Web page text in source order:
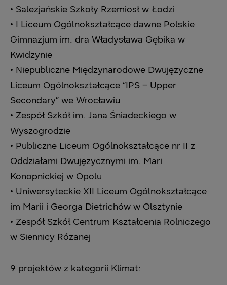
• Salezjańskie Szkoły Rzemiosł w Łodzi
• I Liceum Ogólnokształcące dawne Polskie
Gimnazjum im. dra Władysława Gębika w
‎Kwidzynie
• Niepubliczne Międzynarodowe Dwujęzyczne
Liceum Ogólnokształcące “IPS – Upper
‎Secondary” we Wrocławiu
• Zespół Szkół im. Jana Śniadeckiego w
Wyszogrodzie
• Publiczne Liceum Ogólnokształcące nr II z
Oddziałami Dwujęzycznymi im. Mari
‎Konopnickiej w Opolu
• Uniwersyteckie XII Liceum Ogólnokształcące
im Marii i Georga Dietrichów w ‎Olsztynie
• Zespół Szkół Centrum Kształcenia Rolniczego
w Siennicy Różanej
‎9 projektów z kategorii Klimat:‎